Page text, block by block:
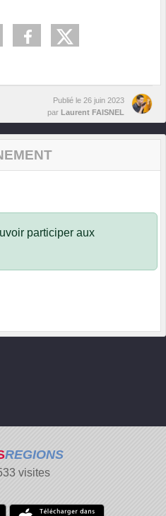
Publié le 26 juin 2023
par Laurent FAISNEL
participer aux
REGIONS
visites